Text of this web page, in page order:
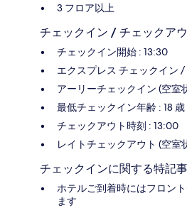
3 フロア以上
チェックイン / チェックア
チェックイン開始 : 13:30
エクスプレス チェックイン
アーリーチェックイン (空室
最低チェックイン年齢 : 18 歳
チェックアウト時刻 : 13:00
レイトチェックアウト (空室
チェックインに関する特記
ホテルご到着時にはフロン
ます